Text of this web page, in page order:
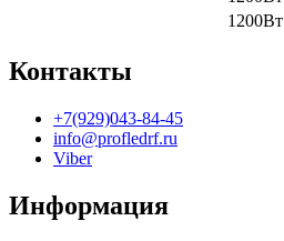
1200Вт
Контакты
+7(929)043-84-45
info@profledrf.ru
Viber
Информация